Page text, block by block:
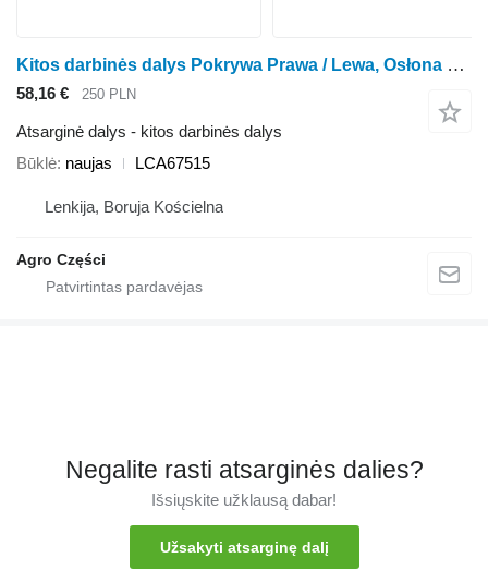
Kitos darbinės dalys Pokrywa Prawa / Lewa, Osłona paska LCA67515 rotorinės javapjovės Kemper 4500
58,16 € 250 PLN
Atsarginė dalys - kitos darbinės dalys
Būklė naujas LCA67515
Lenkija, Boruja Kościelna
Agro Części
Negalite rasti atsarginės dalies?
Išsiųskite užklausą dabar!
Užsakyti atsarginę dalį